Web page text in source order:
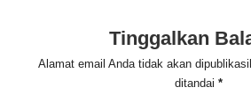
Tinggalkan
Alamat email Anda tidak akan
ditandai *